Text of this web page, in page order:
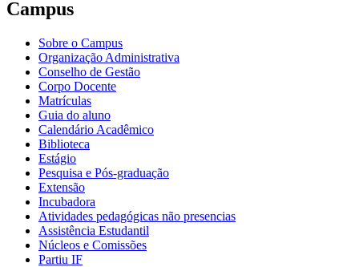
Campus
Sobre o Campus
Organização Administrativa
Conselho de Gestão
Corpo Docente
Matrículas
Guia do aluno
Calendário Acadêmico
Biblioteca
Estágio
Pesquisa e Pós-graduação
Extensão
Incubadora
Atividades pedagógicas não presencias
Assistência Estudantil
Núcleos e Comissões
Partiu IF